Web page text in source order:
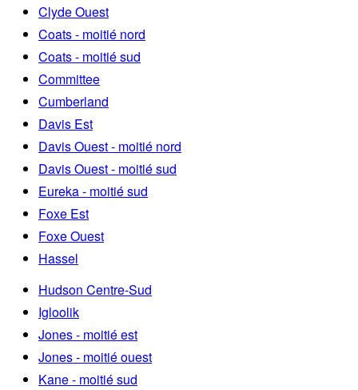
Clyde Ouest
Coats - moitié nord
Coats - moitié sud
Committee
Cumberland
Davis Est
Davis Ouest - moitié nord
Davis Ouest - moitié sud
Eureka - moitié sud
Foxe Est
Foxe Ouest
Hassel
Hudson Centre-Sud
Igloolik
Jones - moitié est
Jones - moitié ouest
Kane - moitié sud